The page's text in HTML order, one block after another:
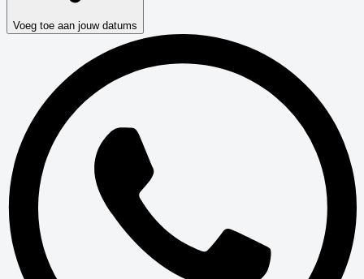
Voeg toe aan jouw datums